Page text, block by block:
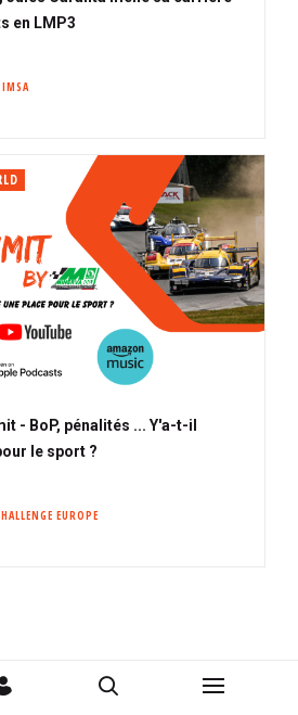
en LMP3
IMSA
- BoP, pénalités ... Y'a-t-il
le sport ?
EUROPE